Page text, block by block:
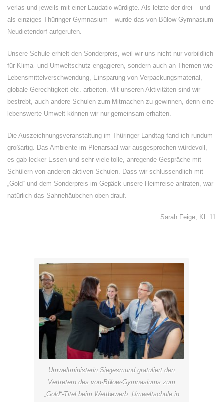
verlas und jeweils mit einer Laudatio würdigte. Als letzte der drei – und
als einziges Thüringer Gymnasium – wurde das von-Bülow-Gymnasium
Neudietendorf aufgerufen.
Unsere Schule erhielt den Sonderpreis, weil wir uns nicht nur vorbildlich
für Klima- und Umweltschutz engagieren, sondern auch an Themen wie
Lebensmittelverschwendung, Einsparung von Verpackungsmaterial,
globale Gerechtigkeit etc. arbeiten. Mit unseren Aktivitäten sind wir
bestrebt, auch andere Schulen zum Mitmachen zu gewinnen, denn eine
lebenswerte Umwelt können wir nur gemeinsam erhalten.
Die Auszeichnungsveranstaltung im Thüringer Landtag fand ich rundum
großartig. Das Ambiente im Plenarsaal war ausgesprochen würdevoll,
es gab lecker Essen und sehr viele tolle, anregende Gespräche mit
Schülern von anderen aktiven Schulen. Dass wir schlussendlich mit
„Gold“ und dem Sonderpreis im Gepäck unsere Heimreise antraten, war
natürlich das Sahnehäubchen oben drauf.
Sarah Feige, Kl. 11
Umweltministerin Siegesmund gratuliert den
Vertretern des von-Bülow-Gymnasiums zum
„Gold“-Titel beim Wettbewerb „Umweltschule in